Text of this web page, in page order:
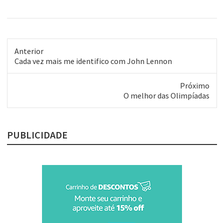
contato é através da Internet.
parecem uma eternidade.
Que bom, que bom!
Anterior
Post
anterior:
Cada vez mais me identifico com John Lennon
Próximo
post:
O melhor das Olimpíadas
PUBLICIDADE